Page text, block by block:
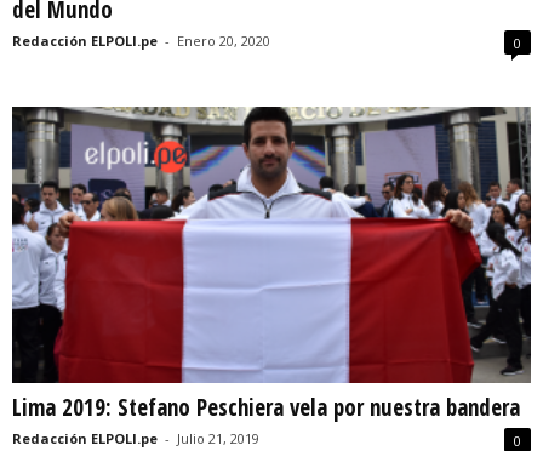
del Mundo
Redacción ELPOLI.pe - Enero 20, 2020 0
Lima 2019: Stefano Peschiera vela por nuestra bandera
Redacción ELPOLI.pe - Julio 21, 2019 0